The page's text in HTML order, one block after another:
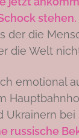
stehen.
der die
die Welt
emotional
Ukrainern bei
russische